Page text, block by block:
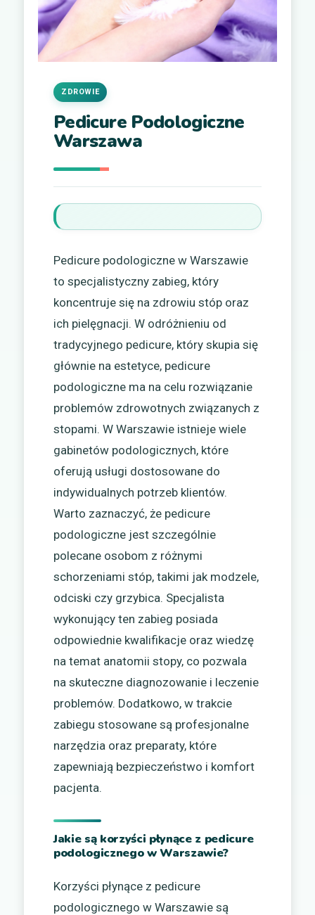
Pedicure Podologiczne
Warszawa
ZDROWIE
Pedicure podologiczne w Warszawie
to specjalistyczny zabieg, który
koncentruje się na zdrowiu stóp oraz
ich pielęgnacji. W odróżnieniu od
tradycyjnego pedicure, który skupia się
głównie na estetyce, pedicure
podologiczne ma na celu rozwiązanie
problemów zdrowotnych związanych z
stopami. W Warszawie istnieje wiele
gabinetów podologicznych, które
oferują usługi dostosowane do
indywidualnych potrzeb klientów.
Warto zaznaczyć, że pedicure
podologiczne jest szczególnie
polecane osobom z różnymi
schorzeniami stóp, takimi jak modzele,
odciski czy grzybica. Specjalista
wykonujący ten zabieg posiada
odpowiednie kwalifikacje oraz wiedzę
na temat anatomii stopy, co pozwala
na skuteczne diagnozowanie i leczenie
problemów. Dodatkowo, w trakcie
zabiegu stosowane są profesjonalne
narzędzia oraz preparaty, które
zapewniają bezpieczeństwo i komfort
pacjenta.
Jakie są korzyści płynące z pedicure
podologicznego w Warszawie?
Korzyści płynące z pedicure
podologicznego w Warszawie są